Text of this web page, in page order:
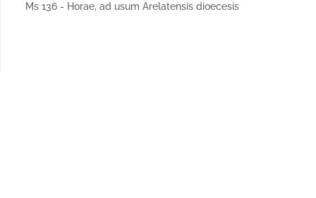
Ms 136 - Horae, ad usum Arelatensis dioecesis